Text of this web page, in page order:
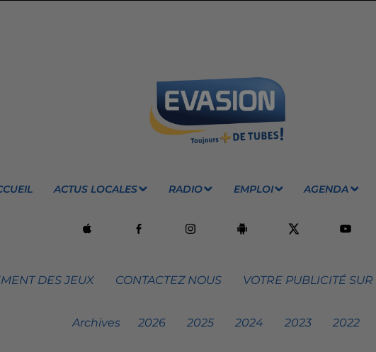
ACTUS LOCALES RADIO EMPLOI AGENDA
DES JEUX CONTACTEZ NOUS VOTRE PUBLICITÉ
Archives 2026 2025 2024 2023 2022